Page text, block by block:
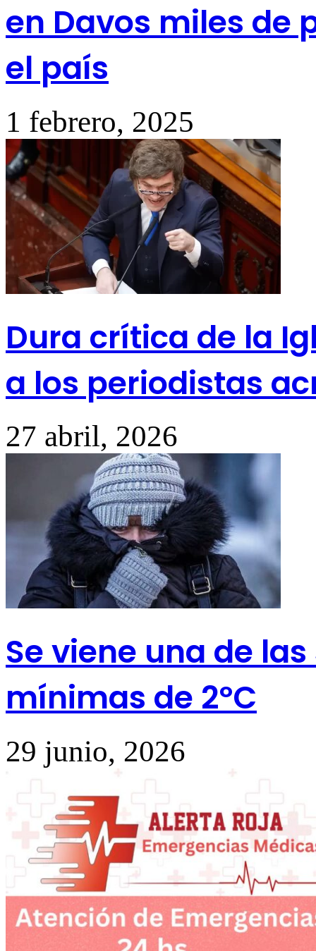
en Davos miles de
el país
1 febrero, 2025
Dura crítica de la
a los periodistas
27 abril, 2026
Se viene una de
mínimas de 2ºC
29 junio, 2026